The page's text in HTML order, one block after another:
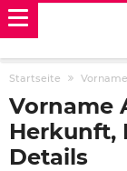
Startseite
Vorname
Herkunft,
Details